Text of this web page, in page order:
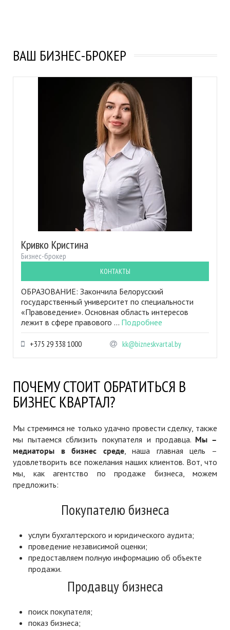
ВАШ БИЗНЕС-БРОКЕР
Кривко Кристина
Бизнес-брокер
КОНТАКТЫ
ОБРАЗОВАНИЕ: Закончила Белорусский
государственный университет по специальности
«Правоведение». Основная область интересов
лежит в сфере правового ... Подробнее
+375 29 338 1000 kk@bizneskvartal.by
ПОЧЕМУ СТОИТ ОБРАТИТЬСЯ В
БИЗНЕС КВАРТАЛ?
Мы стремимся не только удачно провести сделку, также
мы пытаемся сблизить покупателя и продавца. Мы –
медиаторы в бизнес среде, наша главная цель –
удовлетворить все пожелания наших клиентов. Вот, что
мы, как агентство по продаже бизнеса, можем
предложить:
Покупателю бизнеса
услуги бухгалтерского и юридического аудита;
проведение независимой оценки;
предоставляем полную информацию об объекте
продажи.
Продавцу бизнеса
поиск покупателя;
показ бизнеса;